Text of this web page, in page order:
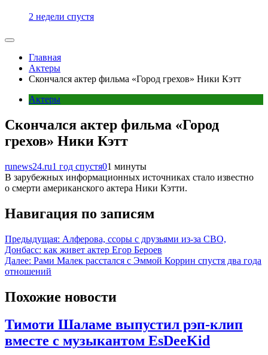
2 недели спустя
Главная
Актеры
Скончался актер фильма «Город грехов» Ники Кэтт
Актеры
Скончался актер фильма «Город
грехов» Ники Кэтт
runews24.ru1 год спустя01 минуты
В зарубежных информационных источниках стало известно
о смерти американского актера Ники Кэтти.
Навигация по записям
Предыдущая: Алферова, ссоры с друзьями из-за СВО,
Донбасс: как живет актер Егор Бероев
Далее: Рами Малек расстался с Эммой Коррин спустя два года
отношений
Похожие новости
Тимоти Шаламе выпустил рэп-клип
вместе с музыкантом EsDeeKid